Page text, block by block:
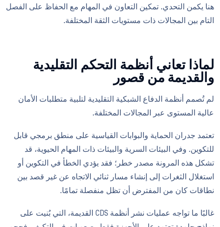
هنا يكمن التحدي. تمكين التعاون في المهام مع الحفاظ على الفصل
التام بين المجالات ذات مستويات الثقة المختلفة.
لماذا تعاني أنظمة التحكم التقليدية
والقديمة من قصور
لم تُصمم أنظمة الدفاع الشبكية التقليدية لتلبية متطلبات الأمان
عالية المستوى عبر المجالات المختلفة.
تعتمد جدران الحماية والبوابات القياسية على منطق برمجي قابل
للتكوين. وفي البيئات السرية والبيئات ذات المهام الحيوية، قد
تشكل هذه المرونة مصدر خطر؛ فقد يؤدي الخطأ في التكوين أو
استغلال الثغرات إلى إنشاء مسار ثنائي الاتجاه عن غير قصد بين
نطاقات كان من المفترض أن تظل منفصلة تمامًا.
غالبًا ما تواجه عمليات نشر أنظمة CDS القديمة، التي بُنيت على